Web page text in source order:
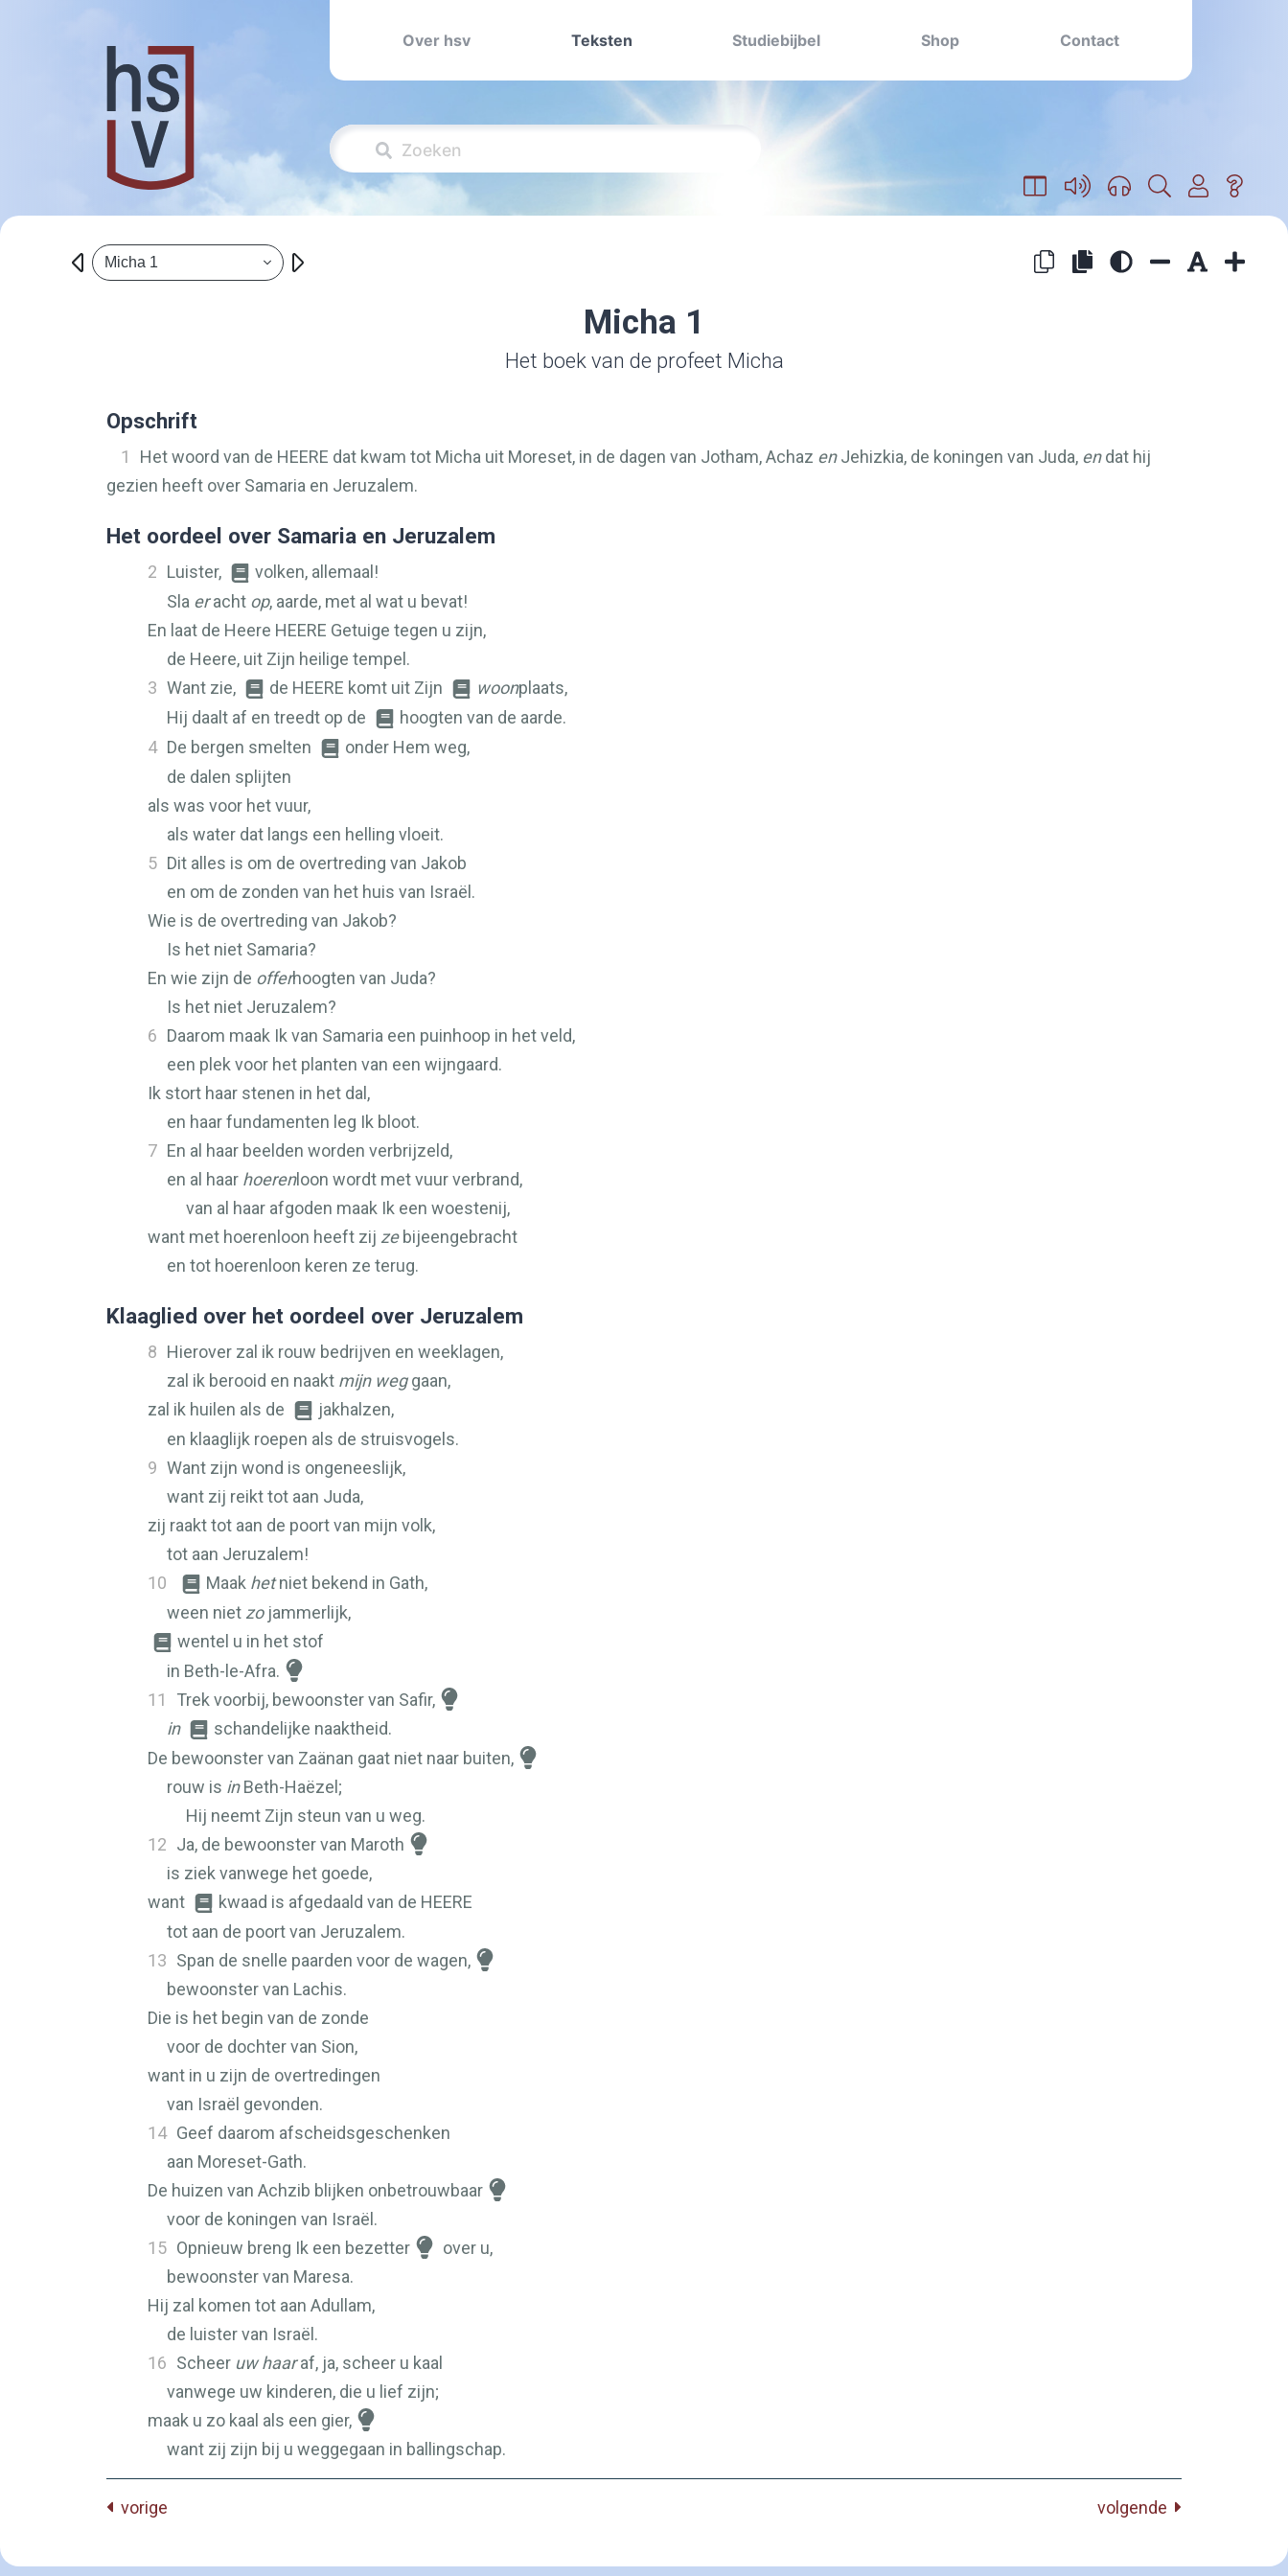
Over hsv Teksten Studiebijbel Shop Contact
Micha 1
Micha 1
Het boek van de profeet Micha
Opschrift
1 Het woord van de HEERE dat kwam tot Micha uit Moreset, in de dagen van Jotham, Achaz enJehizkia, de koningen van Juda, endat hij
gezien heeft over Samaria en Jeruzalem.
Het oordeel over Samaria en Jeruzalem
2 Luister,
volken, allemaal!
Sla eracht op, aarde, met al wat u bevat!
En laat de Heere HEERE Getuige tegen u zijn,
de Heere, uit Zijn heilige tempel.
3 Want zie, de HEERE komt uit Zijn woonplaats,
Hij daalt af en treedt op de
hoogten van de aarde.
4 De bergen smelten
onder Hem weg,
de dalen splijten
als was voor het vuur,
als water dat langs een helling vloeit.
5 Dit alles is om de overtreding van Jakob
en om de zonden van het huis van Israël.
Wie is de overtreding van Jakob?
Is het niet Samaria?
En wie zijn de offerhoogten van Juda?
Is het niet Jeruzalem?
6 Daarom maak Ik van Samaria een puinhoop in het veld,
een plek voor het planten van een wijngaard.
Ik stort haar stenen in het dal,
en haar fundamenten leg Ik bloot.
7 En al haar beelden worden verbrijzeld,
en al haar hoerenloon wordt met vuur verbrand,
van al haar afgoden maak Ik een woestenij,
want met hoerenloon heeft zij zebijeengebracht
en tot hoerenloon keren ze terug.
Klaaglied over het oordeel over Jeruzalem
8 Hierover zal ik rouw bedrijven en weeklagen,
zal ik berooid en naakt mijn weggaan,
zal ik huilen als de
jakhalzen,
en klaaglijk roepen als de struisvogels.
9 Want zijn wond is ongeneeslijk,
want zij reikt tot aan Juda,
zij raakt tot aan de poort van mijn volk,
tot aan Jeruzalem!
10
Maak hetniet bekend in Gath,
ween niet zojammerlijk,
wentel u in het stof
in Beth-le-Afra.
11
Trek voorbij, bewoonster van Safir,
in
schandelijke naaktheid.
De bewoonster van Zaänan gaat niet naar buiten,
rouw is inBeth-Haëzel;
Hij neemt Zijn steun van u weg.
12 Ja, de bewoonster van Maroth
is ziek vanwege het goede,
want
kwaad is afgedaald van de HEERE
tot aan de poort van Jeruzalem.
13 Span de snelle paarden voor de wagen,
bewoonster van Lachis.
Die is het begin van de zonde
voor de dochter van Sion,
want in u zijn de overtredingen
van Israël gevonden.
14 Geef daarom afscheidsgeschenken
aan Moreset-Gath.
De huizen van Achzib blijken onbetrouwbaar
voor de koningen van Israël.
15 Opnieuw breng Ik een bezetter
over u,
bewoonster van Maresa.
Hij zal komen tot aan Adullam,
de luister van Israël.
16 Scheer uw haaraf, ja, scheer u kaal
vanwege uw kinderen, die u lief zijn;
maak u zo kaal als een gier,
want zij zijn bij u weggegaan in ballingschap.
vorige volgende